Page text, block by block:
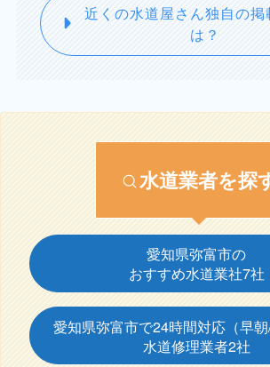
近くの水道屋さん独自の掲
は？
水道業者を探
愛知県弥富市の
おすすめ水道業社7社
愛知県弥富市で24時間対応（早
水道修理業者2社